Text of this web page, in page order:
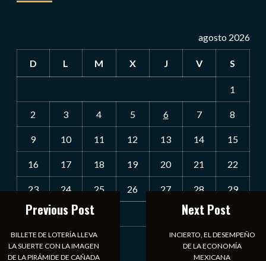
agosto 2026
D L M X J V S
1
2 3 4 5 6 7 8
9 10 11 12 13 14 15
16 17 18 19 20 21 22
23 24 25 26 27 28 29
30 31
« Jul
Previous Post
BILLETE DE LOTERÍA LLEVA
LA SUERTE CON LA IMAGEN
DE LA PIRÁMIDE DE CAÑADA
Next Post
INCIERTO, EL DESEMPEÑO
DE LA ECONOMÍA
MEXICANA